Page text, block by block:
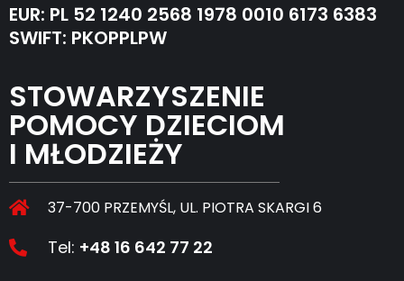
EUR: PL 52 1240 2568 1978 0010 6173 6383
SWIFT: PKOPPLPW
STOWARZYSZENIE
POMOCY DZIECIOM
I MŁODZIEŻY
37-700 PRZEMYŚL, UL. PIOTRA SKARGI 6
Tel: +48 16 642 77 22